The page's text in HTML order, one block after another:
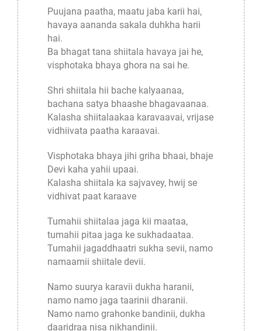
Puujana paatha, maatu jaba karii hai,
havaya aananda sakala duhkha harii
hai.
Ba bhagat tana shiitala havaya jai he,
visphotaka bhaya ghora na sai he.
Shri shiitala hii bache kalyaanaa,
bachana satya bhaashe bhagavaanaa.
Kalasha shiitalaakaa karavaavai, vrijase
vidhiivata paatha karaavai.
Visphotaka bhaya jihi griha bhaai, bhaje
Devi kaha yahii upaai.
Kalasha shiitala ka sajvavey, hwij se
vidhivat paat karaave
Tumahii shiitalaa jaga kii maataa,
tumahii pitaa jaga ke sukhadaataa.
Tumahii jagaddhaatri sukha sevii, namo
namaamii shiitale devii.
Namo suurya karavii dukha haranii,
namo namo jaga taarinii dharanii.
Namo namo grahonke bandinii, dukha
daaridraa nisa nikhandinii.